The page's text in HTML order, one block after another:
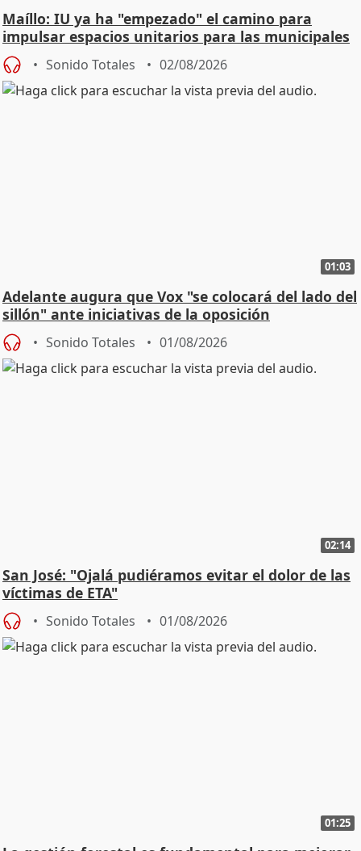
Maíllo: IU ya ha "empezado" el camino para
impulsar espacios unitarios para las municipales
Sonido Totales 02/08/2026
01:03
Adelante augura que Vox "se colocará del lado del
sillón" ante iniciativas de la oposición
Sonido Totales 01/08/2026
02:14
San José: "Ojalá pudiéramos evitar el dolor de las
víctimas de ETA"
Sonido Totales 01/08/2026
01:25